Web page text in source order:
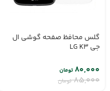
گلس محافظ صفحه گوشی ال
جی LG K3
۸۵,۰۰۰ تومان
۸۰,۰۰۰تومان